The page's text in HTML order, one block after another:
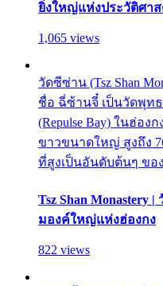
ยิ่งใหญ่แห่งประวัติศา
1,065 views
วัดซีซ่าน (Tsz Shan
ชื่อ ฉี่ซ้านจี๋ เป็นวัดพุท
(Repulse Bay) ในฮ่อ
ขาวขนาดใหญ่ สูงถึง
ที่สูงเป็นอันดับต้นๆ ขอ
Tsz Shan
มองค์ใหญ่แห่งฮ่องกง
822 views